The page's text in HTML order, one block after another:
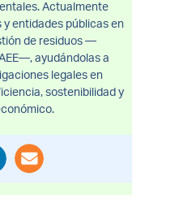
Actualmente
y entidades públicas en
de residuos —
ayudándolas a
legales en
sostenibilidad y